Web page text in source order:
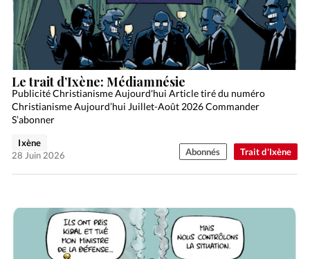
Trait d'Ixène
Le trait d’Ixène: Médiamnésie
Publicité Christianisme Aujourd'hui Article tiré du numéro
Christianisme Aujourd’hui Juillet-Août 2026 Commander
S’abonner
Ixène
28 Juin 2026
Abonnés